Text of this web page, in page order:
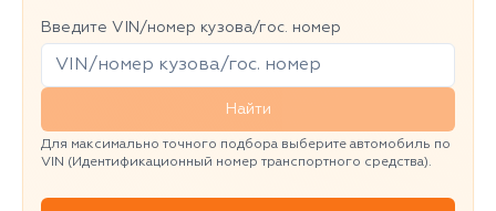
Введите VIN/номер кузова/гос. номер
Найти
Для максимально точного подбора выберите автомобиль по
VIN (Идентификационный номер транспортного средства).